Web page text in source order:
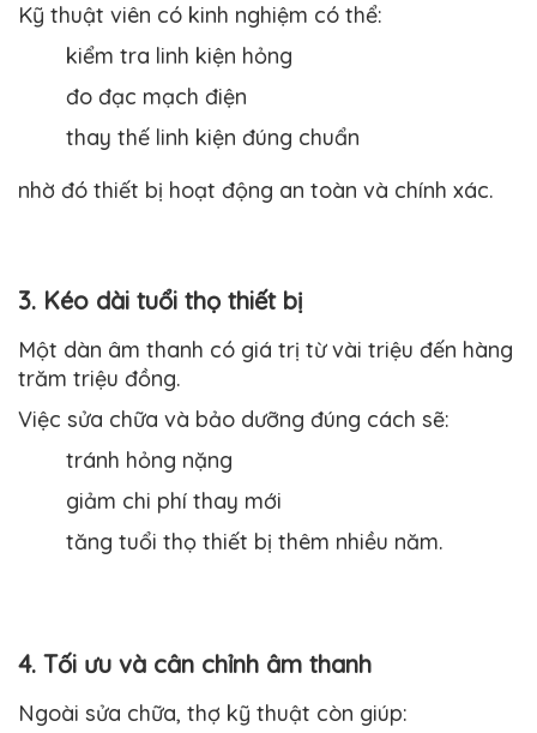
Kỹ thuật viên có kinh nghiệm có thể:
kiểm tra linh kiện hỏng
đo đạc mạch điện
thay thế linh kiện đúng chuẩn
nhờ đó thiết bị hoạt động an toàn và chính xác.
3. Kéo dài tuổi thọ thiết bị
Một dàn âm thanh có giá trị từ vài triệu đến hàng
trăm triệu đồng.
Việc sửa chữa và bảo dưỡng đúng cách sẽ:
tránh hỏng nặng
giảm chi phí thay mới
tăng tuổi thọ thiết bị thêm nhiều năm.
4. Tối ưu và cân chỉnh âm thanh
Ngoài sửa chữa, thợ kỹ thuật còn giúp: